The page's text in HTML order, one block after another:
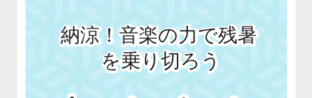
納涼！音楽の力で残暑
を乗り切ろう